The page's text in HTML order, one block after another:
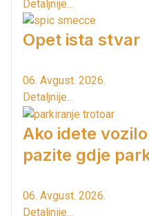
Detaljnije...
Opet ista stvar
06. Avgust. 2026.
Detaljnije...
Ako idete
pazite gdje
06. Avgust. 2026.
Detaljnije...